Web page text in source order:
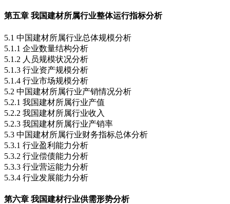
第五章 我国建材所属行业整体运行指标分析
5.1 中国建材所属行业总体规模分析
5.1.1 企业数量结构分析
5.1.2 人员规模状况分析
5.1.3 行业资产规模分析
5.1.4 行业市场规模分析
5.2 中国建材所属行业产销情况分析
5.2.1 我国建材所属行业产值
5.2.2 我国建材所属行业收入
5.2.3 我国建材所属行业产销率
5.3 中国建材所属行业财务指标总体分析
5.3.1 行业盈利能力分析
5.3.2 行业偿债能力分析
5.3.3 行业营运能力分析
5.3.4 行业发展能力分析
第六章 我国建材行业供需形势分析